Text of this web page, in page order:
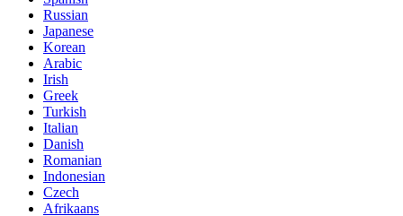
Russian
Japanese
Korean
Arabic
Irish
Greek
Turkish
Italian
Danish
Romanian
Indonesian
Czech
Afrikaans